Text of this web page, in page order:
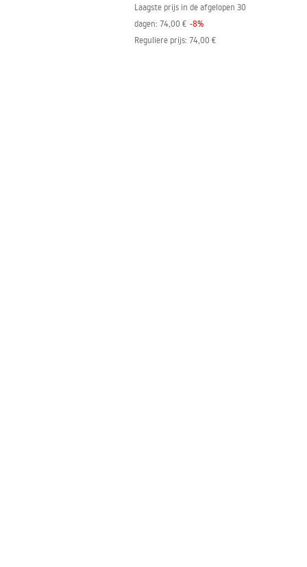
Set afdichtingen inbegrepen
Ja
Kan zonder douchebak worden
Laagste prijs in de afgelopen 30
dagen: 74,00 € -8%
Reguliere prijs: 74,00 €